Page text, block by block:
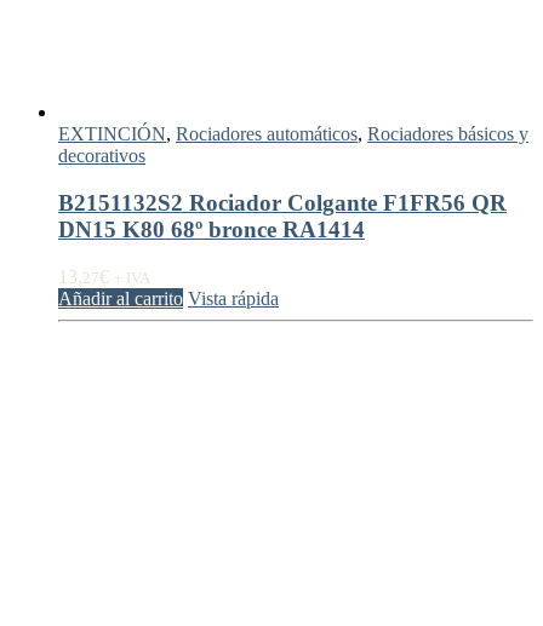
EXTINCIÓN, Rociadores automáticos, Rociadores básicos y
decorativos
B2151132S2 Rociador Colgante F1FR56 QR
DN15 K80 68º bronce RA1414
13,27€ + IVA
Añadir al carrito Vista rápida